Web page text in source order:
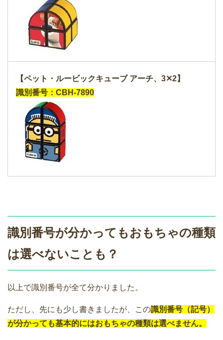
【ペット・ルービックキューブ アーチ、3✕2】
識別番号：CBH-7890
識別番号が分かってもおもちゃの種類
は選べないことも？
以上で識別番号が全て分かりました。
ただし、先にも少し書きましたが、この識別番号（記号）
が分かっても基本的にはおもちゃの種類は選べません。